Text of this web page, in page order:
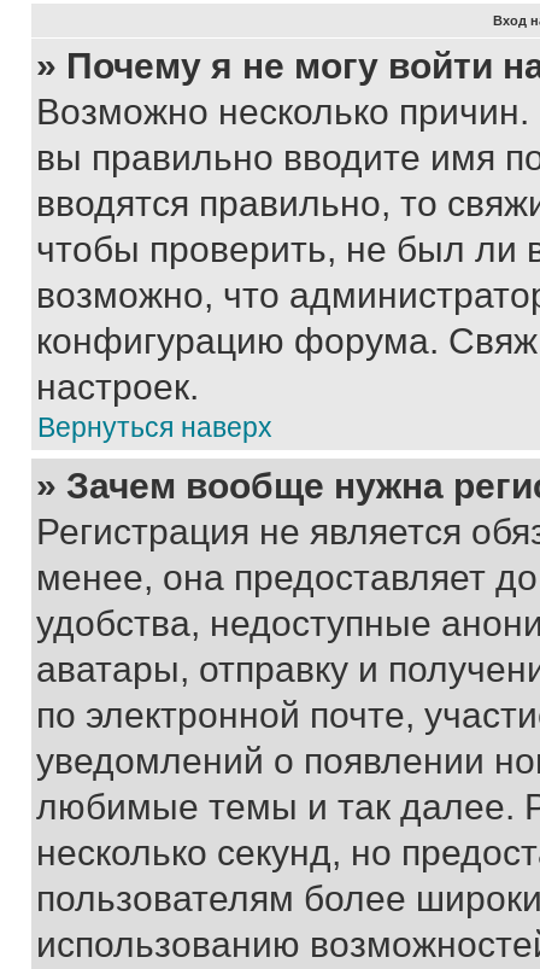
Вход
» Почему я не могу войти
Возможно несколько
вы правильно вводите имя
вводятся правильно, то
чтобы проверить, не был ли
возможно, что
конфигурацию форума.
настроек.
Вернуться наверх
» Зачем вообще нужна
Регистрация не является
менее, она предоставляет
удобства, недоступные
аватары, отправку и
по электронной почте,
уведомлений о появлении
любимые темы и так далее.
несколько секунд, но
пользователям более
использованию